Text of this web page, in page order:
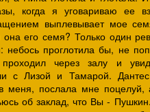
когда я уговариваю ее
выплевывает мое
его семя? Только один
небось проглотила бы, не
через залу и
с Лизой и Тамарой.
меня, послала мне
об заклад, что Вы -